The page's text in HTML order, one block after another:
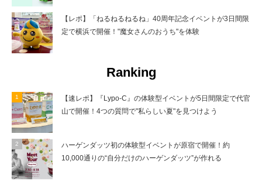
【レポ】「ねるねるねるね」40周年記念イベントが3日間限
定で横浜で開催！"魔女さんのおうち"を体験
Ranking
【速レポ】『Lypo-C』の体験型イベントが5日間限定で代官
山で開催！4つの質問で"私らしい夏"を見つけよう
ハーゲンダッツ初の体験型イベントが原宿で開催！約
10,000通りの“自分だけのハーゲンダッツ”が作れる